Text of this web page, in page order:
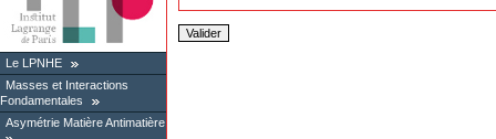
Le LPNHE
Masses et Interactions
Fondamentales
Asymétrie Matière Antimatière